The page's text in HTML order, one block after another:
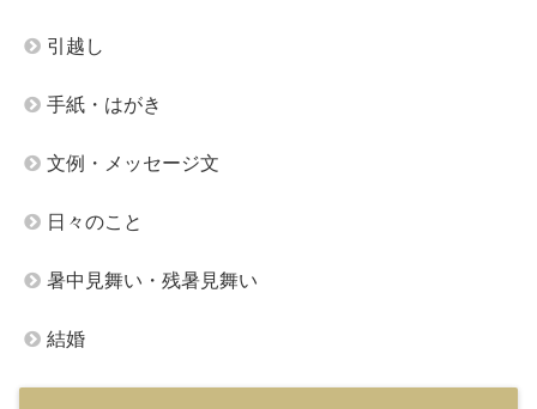
引越し
手紙・はがき
文例・メッセージ文
日々のこと
暑中見舞い・残暑見舞い
結婚